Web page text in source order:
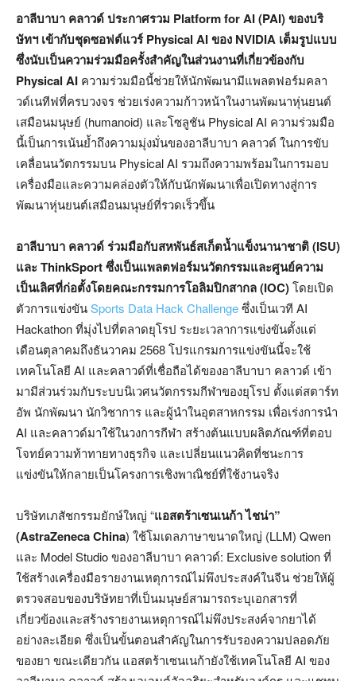
อาลีบาบา คลาวด์ ประกาศรวม Platform for AI (PAI) ของบริ
ษัทฯ เข้ากับชุดซอฟต์แวร์ Physical AI ของ NVIDIA เต็มรูปแบบ
ซึ่งนับเป็นความร่วมมือครั้งสำคัญในส่วนงานที่เกี่ยวข้องกับ
Physical AI ความร่วมมือนี้ช่วยให้นักพัฒนามีแพลตฟอร์มคลา
วด์เนทีฟที่ครบวงจร ช่วยเร่งความก้าวหน้าในงานพัฒนาหุ่นยนต์
เสมือนมนุษย์ (humanoid) และโซลูชัน Physical AI ความร่วมมือ
นี้เป็นการเน้นย้ำถึงความมุ่งมั่นของอาลีบาบา คลาวด์ ในการขับ
เคลื่อนนวัตกรรมบน Physical AI รวมถึงความพร้อมในการมอบ
เครื่องมือและความคล่องตัวให้กับนักพัฒนาเพื่อเปิดทางสู่การ
พัฒนาหุ่นยนต์เสมือนมนุษย์ที่รวดเร็วขึ้น
อาลีบาบา คลาวด์ ร่วมมือกับสหพันธ์สเก็ตน้ำแข็งนานาชาติ (ISU)
และ ThinkSport ซึ่งเป็นแพลตฟอร์มนวัตกรรมและศูนย์ความ
เป็นเลิศที่ก่อตั้งโดยคณะกรรมการโอลิมปิกสากล (IOC)โดยเปิด
ตัวการแข่งขันSports Data Hack Challengeซึ่งเป็นเวที AI
Hackathon ที่มุ่งไปที่ตลาดยุโรป ระยะเวลาการแข่งขันตั้งแต่
เดือนตุลาคมถึงธันวาคม 2568 โปรแกรมการแข่งขันนี้จะใช้
เทคโนโลยี AI และคลาวด์ที่เชื่อถือได้ของอาลีบาบา คลาวด์ เข้า
มามีส่วนร่วมกับระบบนิเวศนวัตกรรมกีฬาของยุโรป ตั้งแต่สตาร์ท
อัพ นักพัฒนา นักวิชาการ และผู้นำในอุตสาหกรรม เพื่อเร่งการนำ
AI และคลาวด์มาใช้ในวงการกีฬา สร้างต้นแบบผลิตภัณฑ์ที่ตอบ
โจทย์ความท้าทายทางธุรกิจ และเปลี่ยนแนวคิดที่ชนะการ
แข่งขันให้กลายเป็นโครงการเชิงพาณิชย์ที่ใช้งานจริง
บริษัทเภสัชกรรมยักษ์ใหญ่ “แอสตร้าเซนเนก้า ไชน่า”
(AstraZeneca China) ใช้โมเดลภาษาขนาดใหญ่ (LLM) Qwen
และ Model Studio ของอาลีบาบา คลาวด์: Exclusive solution ที่
ใช้สร้างเครื่องมือรายงานเหตุการณ์ไม่พึงประสงค์ในจีน ช่วยให้ผู้
ตรวจสอบของบริษัทยาที่เป็นมนุษย์สามารถระบุเอกสารที่
เกี่ยวข้องและสร้างรายงานเหตุการณ์ไม่พึงประสงค์จากยาได้
อย่างละเอียด ซึ่งเป็นขั้นตอนสำคัญในการรับรองความปลอดภัย
ของยา ขณะเดียวกัน แอสตร้าเซนเนก้ายังใช้เทคโนโลยี AI ของ